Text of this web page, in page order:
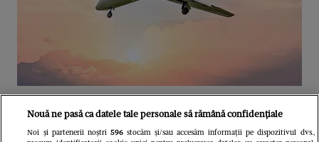
Unul dintre cele mai folosite
aeroporturi din Europa își închide
Nouă ne pasă ca datele tale personale să rămână confidențiale
Noi și partenerii noștri 596stocăm și/sau accesăm informații pe dispozitivul dvs.,